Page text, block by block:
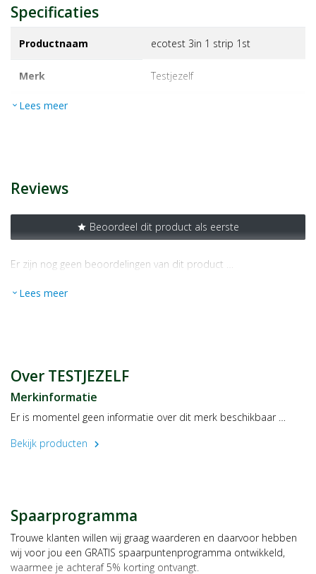
Specificaties
Productnaam ecotest 3in 1 strip 1st
Merk testjezelf
EAN
expand_more Lees meer
Reviews
star Beoordeel dit product als eerste
Er zijn nog geen beoordelingen van dit product …
expand_more Lees meer
Over TESTJEZELF
Merkinformatie
Er is momentel geen informatie over dit merk beschikbaar …
Bekijk producten
chevron_right
Spaarprogramma
Trouwe klanten willen wij graag waarderen en daarvoor hebben
wij voor jou een GRATIS spaarpuntenprogramma ontwikkeld,
waarmee je achteraf 5% korting ontvangt.